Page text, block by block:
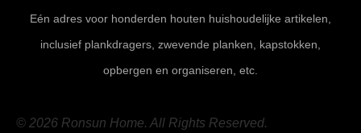
Eén adres voor honderden houten huishoudelijke artikelen,
inclusief plankdragers, zwevende planken, kapstokken,
opbergen en organiseren, etc.
© 2026 Ronsun Home. All Rights Reserved.